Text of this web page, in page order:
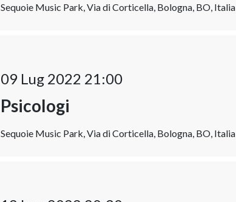
Sequoie Music Park, Via di Corticella, Bologna, BO, Italia
09 Lug 2022 21:00
Psicologi
Sequoie Music Park, Via di Corticella, Bologna, BO, Italia